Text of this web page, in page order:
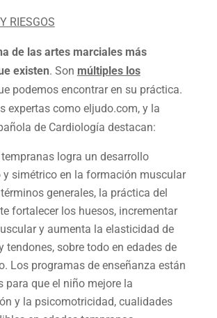
RIESGOS
de las artes marciales más
existen. Son múltiples los
podemos encontrar en su práctica.
expertas como eljudo.com, y la
de Cardiología destacan:
tempranas logra un desarrollo
y simétrico en la formación muscular
generales, la práctica del
fortalecer los huesos, incrementar
y aumenta la elasticidad de
tendones, sobre todo en edades de
Los programas de enseñanza están
para que el niño mejore la
y la psicomotricidad, cualidades